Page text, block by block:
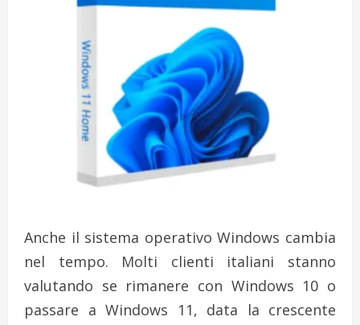
Anche il sistema operativo Windows cambia
nel tempo. Molti clienti italiani stanno
valutando se rimanere con Windows 10 o
passare a Windows 11, data la crescente